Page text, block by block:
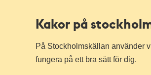
Kakor på
På Stockholmskällan använder
fungera på ett bra sätt för dig.